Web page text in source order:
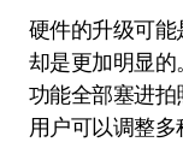
硬件的升级可
却是更加明显
功能全部塞进拍
用户可以调整